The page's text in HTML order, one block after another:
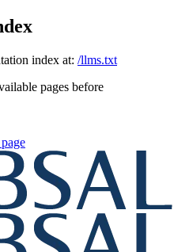
index at: /llms.txt
pages before